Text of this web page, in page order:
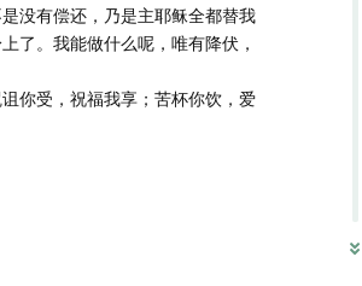
没有偿还，乃是主耶稣全都替我
了。我能做什么呢，唯有降伏，
你受，祝福我享；苦杯你饮，爱